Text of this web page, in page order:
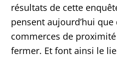
résultats de cette
pensent aujourd’hui
commerces de
fermer. Et font ainsi le